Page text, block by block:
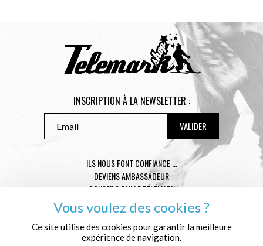
INSCRIPTION À LA NEWSLETTER :
ILS NOUS FONT CONFIANCE ...
DEVIENS AMBASSADEUR
CONSEILS TAILLE TÉLÉMARK
CONDITIONS GÉNÉRALES DE VENTE
MENTIONS LÉGALES
POLITIQUE DE CONFIDENTIALITÉ
QUI SOMMES NOUS ?
Vous voulez des cookies ?
Ce site utilise des cookies pour garantir la meilleure
expérience de navigation.